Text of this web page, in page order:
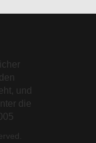
und
die